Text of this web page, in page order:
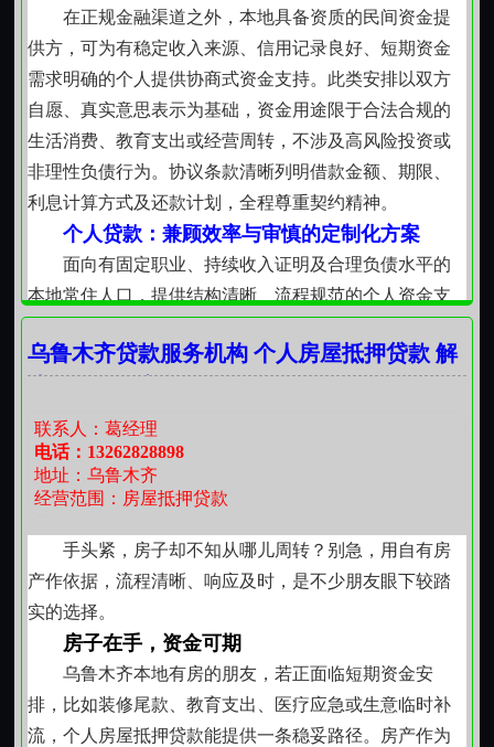
在正规金融渠道之外，本地具备资质的民间资金提
供方，可为有稳定收入来源、信用记录良好、短期资金
需求明确的个人提供协商式资金支持。此类安排以双方
自愿、真实意思表示为基础，资金用途限于合法合规的
生活消费、教育支出或经营周转，不涉及高风险投资或
非理性负债行为。协议条款清晰列明借款金额、期限、
利息计算方式及还款计划，全程尊重契约精神。
个人贷款：兼顾效率与审慎的定制化方案
面向有固定职业、持续收入证明及合理负债水平的
本地常住人口，提供结构清晰、流程规范的个人资金支
估，包括工资流水、社保缴纳记录、纳税凭证等可验证
资金流向与借款人真实需求相匹配。
本地化服务响应：熟悉区域特点的操作基础
乌鲁木齐气候条件、产业分布与居民生活节奏具有
鲜明地域特征，服务提供方长期扎根本地，对不同行业
从业者的收入周期、常见资产形式及家庭财务结构有基
础认知。在资料准备、面谈沟通、合同签署等环节，能
结合本地习惯优化协作方式，减少理解偏差，提升服务
适配度。
风险意识贯穿始终：稳健操作的基本前提
所有资金支持均建立在借款人充分知情、自主决策
的基础上。工作人员会如实说明各项成本构成、还款节
乌鲁木齐贷款服务机构 个人房屋抵押贷款 解
联系人：葛经理
电话：13262828898
地址：乌鲁木齐
经营范围：房屋抵押贷款
手头紧，房子却不知从哪儿周转？别急，用自有房
产作依据，流程清晰、响应及时，是不少朋友眼下较踏
实的选择。
房子在手，资金可期
乌鲁木齐本地有房的朋友，若正面临短期资金安
排，比如装修尾款、教育支出、医疗应急或生意临时补
流，个人房屋抵押贷款能提供一条稳妥路径。房产作为